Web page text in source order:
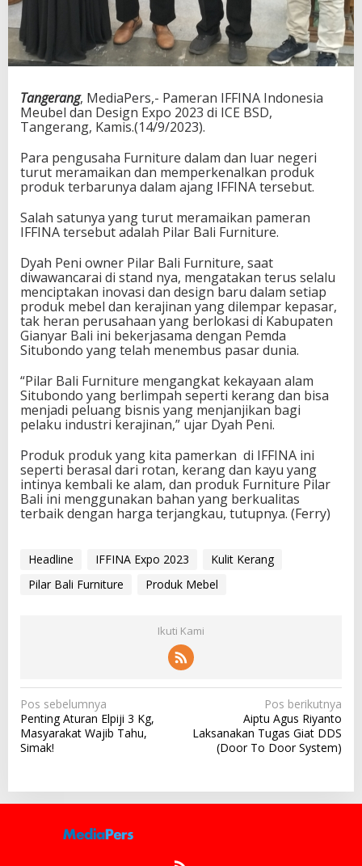
Tangerang, MediaPers,- Pameran IFFINA Indonesia
Meubel dan Design Expo 2023 di ICE BSD,
Tangerang, Kamis.(14/9/2023).
Para pengusaha Furniture dalam dan luar negeri
turut meramaikan dan memperkenalkan produk
produk terbarunya dalam ajang IFFINA tersebut.
Salah satunya yang turut meramaikan pameran
IFFINA tersebut adalah Pilar Bali Furniture.
Dyah Peni owner Pilar Bali Furniture, saat
diwawancarai di stand nya, mengatakan terus selalu
menciptakan inovasi dan design baru dalam setiap
produk mebel dan kerajinan yang dilempar kepasar,
tak heran perusahaan yang berlokasi di Kabupaten
Gianyar Bali ini bekerjasama dengan Pemda
Situbondo yang telah menembus pasar dunia.
“Pilar Bali Furniture mengangkat kekayaan alam
Situbondo yang berlimpah seperti kerang dan bisa
menjadi peluang bisnis yang menjanjikan bagi
pelaku industri kerajinan,” ujar Dyah Peni.
Produk produk yang kita pamerkan di IFFINA ini
seperti berasal dari rotan, kerang dan kayu yang
intinya kembali ke alam, dan produk Furniture Pilar
Bali ini menggunakan bahan yang berkualitas
terbaik dengan harga terjangkau, tutupnya. (Ferry)
Headline IFFINA Expo 2023
Kulit Kerang
Pilar Bali Furniture
Produk Mebel
Ikuti Kami
N
a
v
g
Pos sebelumnya
Penting Aturan Elpiji 3 Kg,
Masyarakat Wajib Tahu,
Simak!
Pos berikutnya
Aiptu Agus Riyanto
Laksanakan Tugas Giat DDS
(Door To Door System)